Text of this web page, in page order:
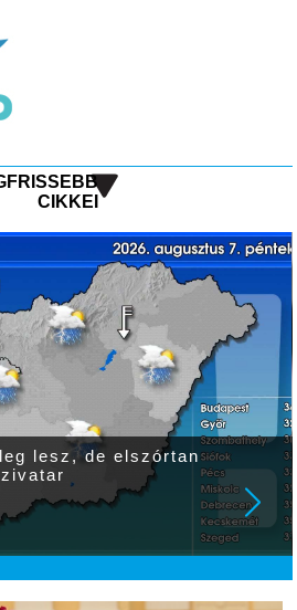
CIKKEI
lesz, de elszórtan